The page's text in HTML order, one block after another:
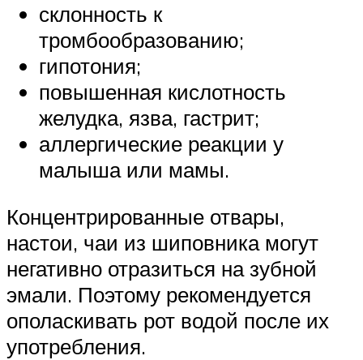
склонность к
тромбообразованию;
гипотония;
повышенная кислотность
желудка, язва, гастрит;
аллергические реакции у
малыша или мамы.
Концентрированные отвары,
настои, чаи из шиповника могут
негативно отразиться на зубной
эмали. Поэтому рекомендуется
ополаскивать рот водой после их
употребления.